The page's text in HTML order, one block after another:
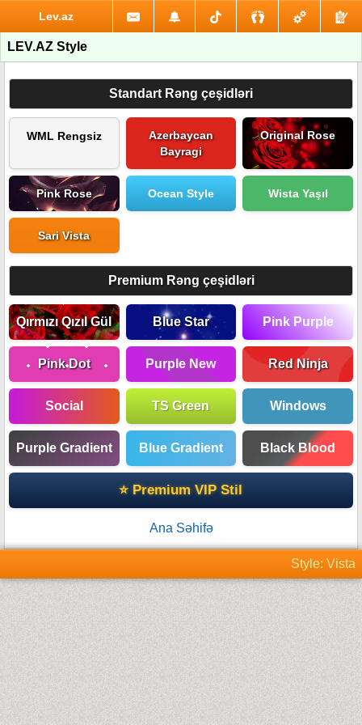
Lev.az
LEV.AZ Style
Standart Rəng çeşidləri
WML Rengsiz
Azerbaycan
Bayragi
Original Rose
Pink Rose Ocean Style Wista Yaşıl
Sari Vista
Premium Rəng çeşidləri
Qırmızı Qızıl Gül Blue Star Pink Purple
Pink Dot Purple New Red Ninja
Social TS Green Windows
Purple Gradient Blue Gradient Black Blood
⭐ Premium VIP Stil
Ana Səhifə
Style: Vista